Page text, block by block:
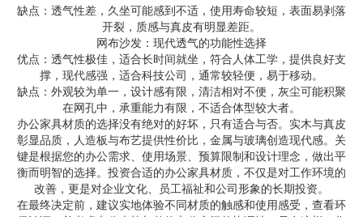
缺点：透气性差，久坐可能感到不适，使用寿命较短，表面易剥落
开裂，质感与真皮有明显差距。
网布沙发：现代透气的功能性选择
优点：透气性极佳，适合长时间就坐，符合人体工学，提供良好支
撑，现代感强，适合科技公司，通常较轻便，易于移动。
缺点：外观较为单一，设计感有限，清洁相对不便，灰尘可能积聚
在网孔中，承重能力有限，不适合体型较大者。
办公家具材质的选择没有绝对的好坏，只有适合与否。实木与真皮
彰显品质，人造板与布艺提供性价比，金属与玻璃创造现代感。关
键是根据您的办公需求、使用场景、预算限制和设计理念，做出平
衡而明智的选择。投资合适的办公家具材质，不仅是对工作环境的
改善，更是对企业文化、员工福祉和公司形象的长期投资。
在最终决定前，建议实地体验不同材质的触感和使用感受，查看环